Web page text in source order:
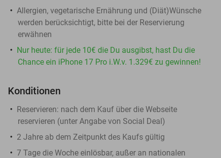
Allergien, vegetarische Ernährung und (Diät)Wünsche
werden berücksichtigt, bitte bei der Reservierung
erwähnen
Nur heute: für jede 10€ die Du ausgibst, hast Du die
Chance ein iPhone 17 Pro i.W.v. 1.329€ zu gewinnen!
Konditionen
Reservieren: nach dem Kauf über die Webseite
reservieren (unter Angabe von Social Deal)
2 Jahre ab dem Zeitpunkt des Kaufs gültig
7 Tage die Woche einlösbar, außer an nationalen